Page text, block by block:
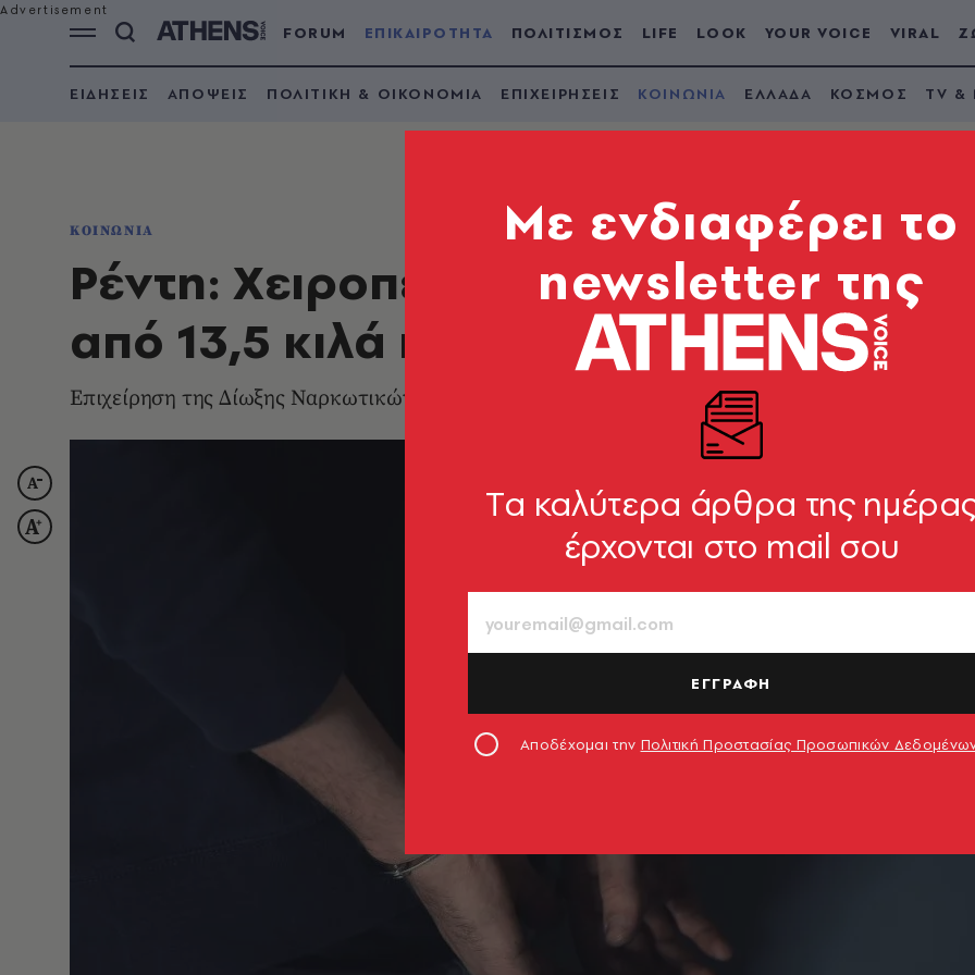
FORUM ΕΠΙΚΑΙΡΟΤΗΤΑ ΠΟΛΙΤΙΣΜΟΣ LIFE LOOK YOUR VOICE VIRAL
ΕΙΔΗΣΕΙΣ ΑΠΟΨΕΙΣ ΠΟΛΙΤΙΚΗ & ΟΙΚΟΝΟΜΙΑ ΕΠΙΧΕΙΡΗΣΕΙΣ ΚΟΙΝΩΝΙΑ ΕΛΛΑΔΑ ΚΟΣΜΟΣ TV &
ΚΟΙΝΩΝΙΑ
Ρέντη: Χειροπέδες σε δύο άτομα για
από 13,5 κιλά ηρωίνης σε «καβάτζα»
Επιχείρηση της Δίωξης Ναρκωτικών οδήγησε στη σύλληψη ενός 50χρονου και μιας 46χρονης
Mε ενδιαφέρει το
newsletter της
Tα καλύτερα άρθρα της
έρχονται στο mail σου
ΕΓΓΡΑΦΗ
Αποδέχομαι την Πολιτική Προστασίας Προσωπικών